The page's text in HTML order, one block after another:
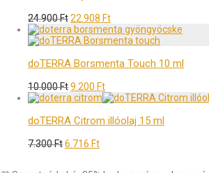
24.900Ft22.908 Ft
doTERRA Borsmenta Touch 10 ml
10.000Ft9.200 Ft
doTERRA Citrom illóolaj 15 ml
7.300Ft6.716 Ft